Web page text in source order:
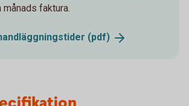
faktura.
(pdf)